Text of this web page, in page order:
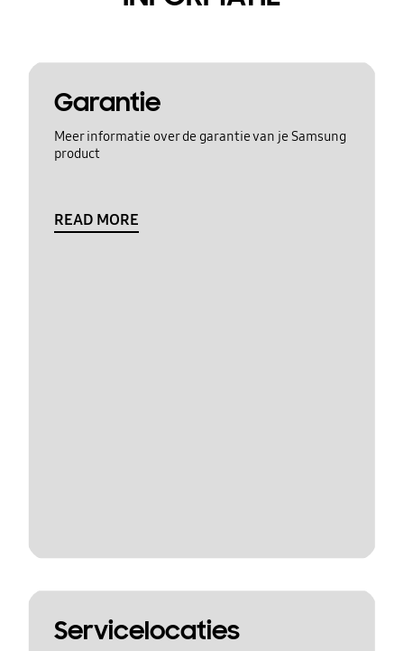
Garantie
Meer informatie over de garantie van je Samsung
product
READ MORE
Servicelocaties